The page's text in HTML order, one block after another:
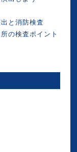
と消防検査
の検査ポイント